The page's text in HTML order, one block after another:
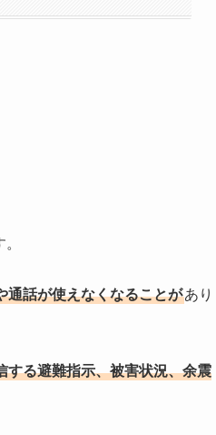
通話が使えなくなることがあり
する避難指示、被害状況、余震